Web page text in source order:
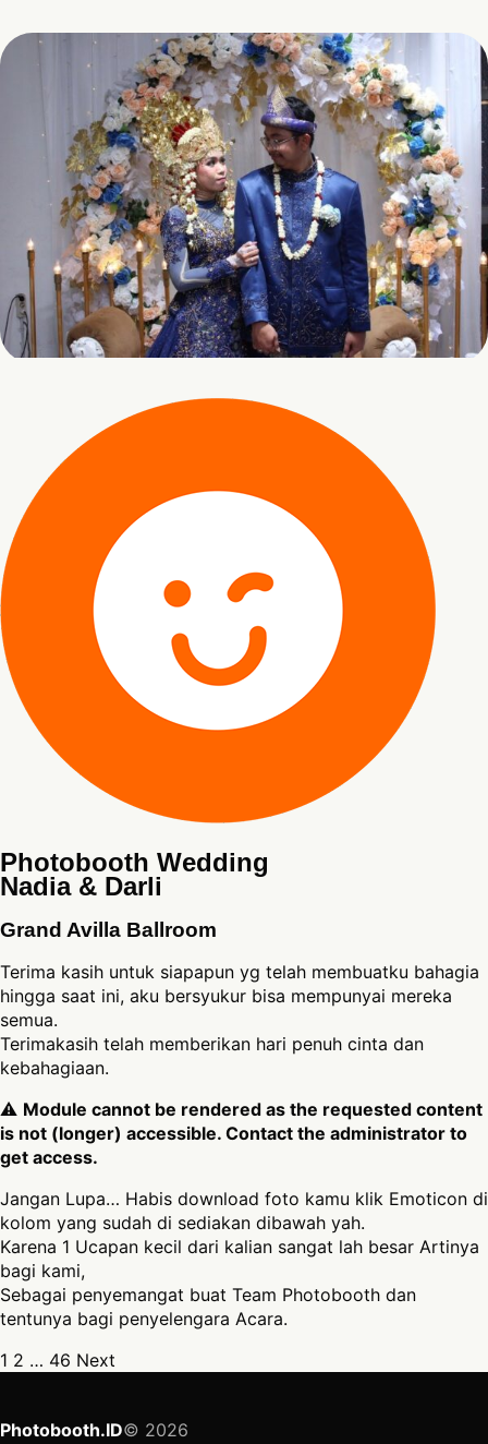
Photobooth Wedding
Nadia & Darli
Grand Avilla Ballroom
Terima kasih untuk siapapun yg telah membuatku bahagia
hingga saat ini, aku bersyukur bisa mempunyai mereka
semua.
Terimakasih telah memberikan hari penuh cinta dan
kebahagiaan.
⚠ Module cannot be rendered as the requested content
is not (longer) accessible. Contact the administrator to
get access.
Jangan Lupa… Habis download foto kamu klik Emoticon di
kolom yang sudah di sediakan dibawah yah.
Karena 1 Ucapan kecil dari kalian sangat lah besar Artinya
bagi kami,
Sebagai penyemangat buat Team Photobooth dan
tentunya bagi penyelengara Acara.
Posts pagination
1 2 … 46 Next
Photobooth.ID© 2026